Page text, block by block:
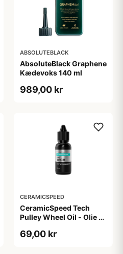
ABSOLUTEBLACK
AbsoluteBlack Graphene
Kædevoks 140 ml
989,00 kr
CERAMICSPEED
CeramicSpeed Tech
Pulley Wheel Oil - Olie -
69,00 kr